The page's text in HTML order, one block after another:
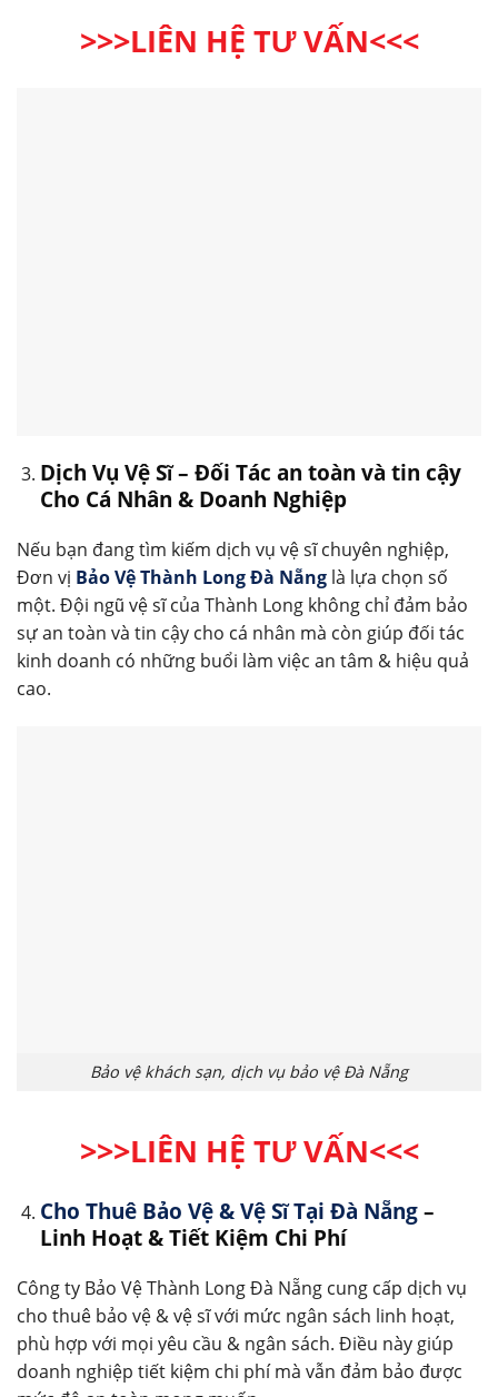
>>>LIÊN HỆ TƯ VẤN<<<
Dịch Vụ Vệ Sĩ – Đối Tác an toàn và tin cậy
Cho Cá Nhân & Doanh Nghiệp
Nếu bạn đang tìm kiếm dịch vụ vệ sĩ chuyên nghiệp,
Đơn vị Bảo Vệ Thành Long Đà Nẵng là lựa chọn số
một. Đội ngũ vệ sĩ của Thành Long không chỉ đảm bảo
sự an toàn và tin cậy cho cá nhân mà còn giúp đối tác
kinh doanh có những buổi làm việc an tâm & hiệu quả
cao.
Bảo vệ khách sạn, dịch vụ bảo vệ Đà Nẵng
>>>LIÊN HỆ TƯ VẤN<<<
Cho Thuê Bảo Vệ & Vệ Sĩ Tại Đà Nẵng–
Linh Hoạt & Tiết Kiệm Chi Phí
Công ty Bảo Vệ Thành Long Đà Nẵng cung cấp dịch vụ
cho thuê bảo vệ & vệ sĩ với mức ngân sách linh hoạt,
phù hợp với mọi yêu cầu & ngân sách. Điều này giúp
doanh nghiệp tiết kiệm chi phí mà vẫn đảm bảo được